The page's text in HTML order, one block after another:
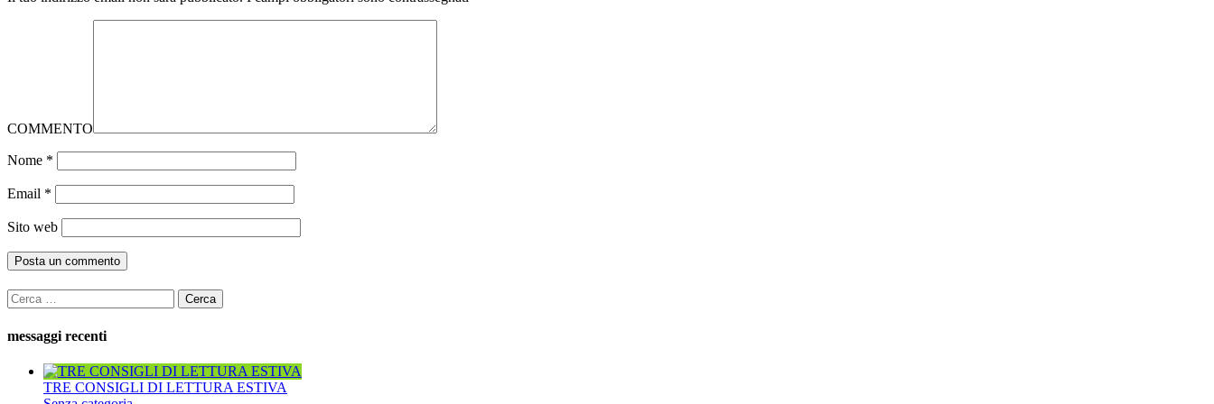
COMMENTO
Nome *
Email *
Sito web
Ricerca
per:
messaggi recenti
TRE CONSIGLI DI LETTURA ESTIVA